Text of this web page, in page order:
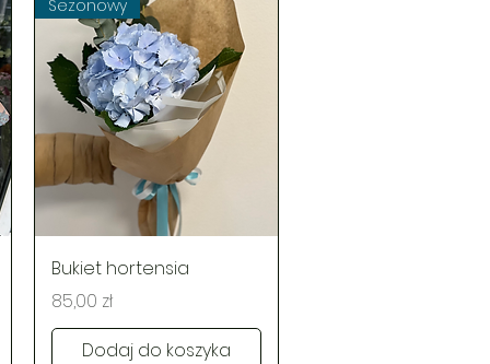
Podgląd
Sezonowy
Bukiet hortensia
Cena
85,00 zł
Dodaj do koszyka